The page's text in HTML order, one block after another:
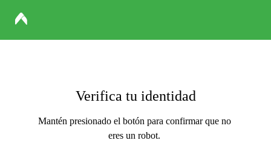
Verifica tu identidad
Mantén presionado el botón para confirmar que no
eres un robot.